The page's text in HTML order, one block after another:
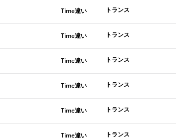
Time違い トランス
Time違い トランス
Time違い トランス
Time違い トランス
Time違い トランス
Time違い トランス